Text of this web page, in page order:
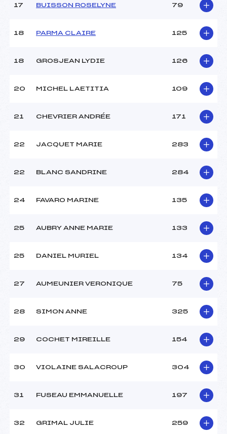
17 BUISSON ROSELYNE 79
18 PARMA CLAIRE 125
18 GROSJEAN LYDIE 126
20 MICHEL LAETITIA 109
21 CHEVRIER ANDRÉE 171
22 JACQUET MARIE 283
22 BLANC SANDRINE 284
24 FAVARO MARINE 135
25 AUBRY ANNE MARIE 133
25 DANIEL MURIEL 134
27 AUMEUNIER VERONIQUE 75
28 SIMON ANNE 325
29 COCHET MIREILLE 154
30 VIOLAINE SALACROUP 304
31 FUSEAU EMMANUELLE 197
32 GRIMAL JULIE 259